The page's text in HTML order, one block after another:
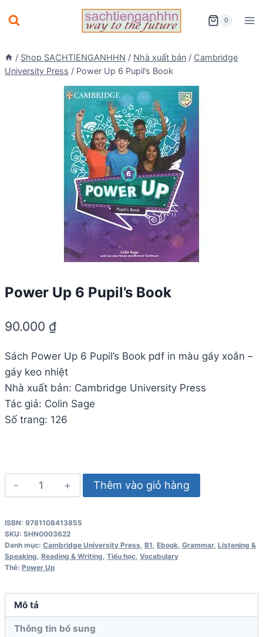
to
0
/ Shop SACHTIENGANHHN / Nhà xuất bản / Cambridge
University Press / Power Up 6 Pupil’s Book
Power Up 6 Pupil’s Book
90.000 ₫
Sách Power Up 6 Pupil’s Book pdf in màu gáy xoắn –
gáy keo nhiệt
Nhà xuất bản: Cambridge University Press
Tác giả: Colin Sage
Số trang: 126
Power
Up
Pupil's
Book
số
Thêm vào giỏ hàng
ISBN: 9781108413855
SKU: SHN0003622
Danh mục: Cambridge University Press B1 Ebook Grammar, Listening &
Speaking Reading & Writing Tiểu học Vocabulary
Thẻ: Power Up
Mô tả
Thông tin bổ sung